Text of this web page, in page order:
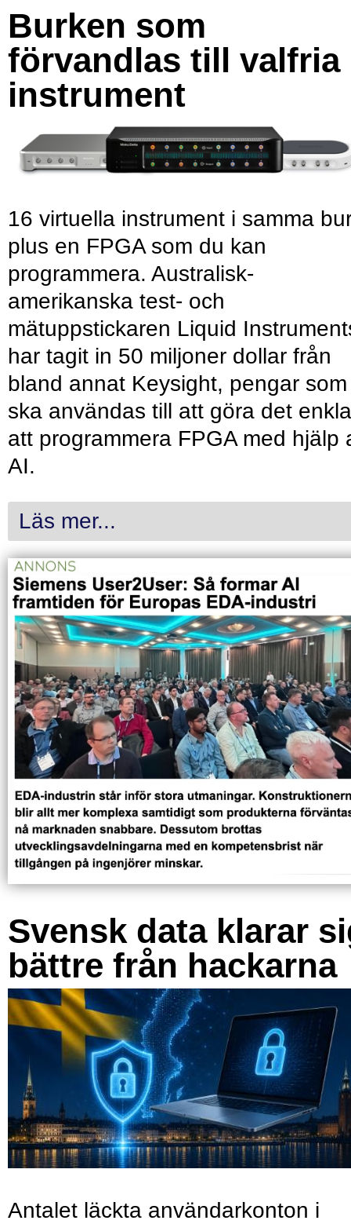
Burken som
förvandlas till valfria
instrument
16 virtuella instrument i samma
plus en FPGA som du kan
programmera. Australisk-
amerikanska test- och
mätuppstickaren Liquid
har tagit in 50 miljoner dollar från
bland annat Keysight, pengar som
ska användas till att göra det
att programmera FPGA med hjälp
AI.
Läs mer...
Svensk data klarar
bättre från hackarna
Antalet läckta användarkonton i